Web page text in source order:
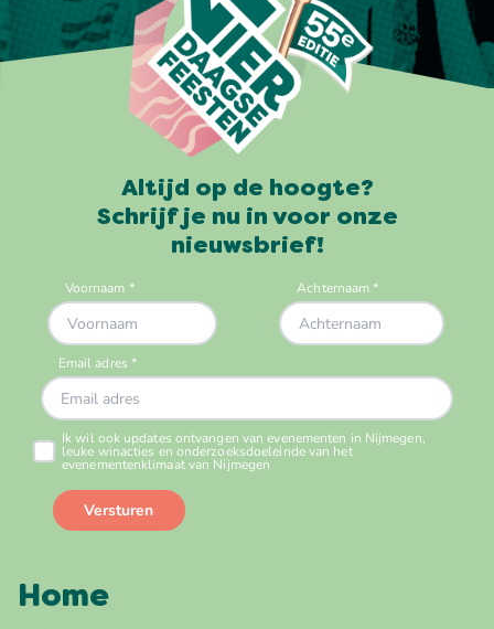
Altijd op de hoogte?
Schrijf je nu in voor onze
nieuwsbrief!
Home